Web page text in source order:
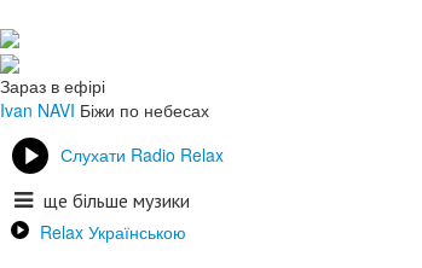
Зараз в ефірі
Ivan NAVI Біжи по небесах
Слухати Radio Relax
ще більше музики
Relax Українською